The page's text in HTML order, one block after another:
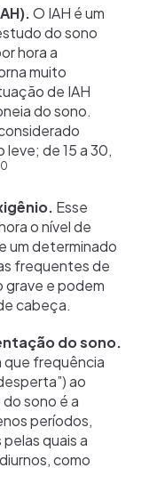
O IAH é um
do sono
hora a
muito
de IAH
do sono.
leve; de 15 a 30,
Esse
o nível de
um determinado
frequentes de
grave e podem
cabeça.
do sono.
que frequência
ao
sono é a
períodos,
quais a
como